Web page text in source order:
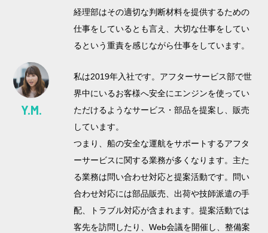
経理部はその適切な判断材料を提供するための
仕事をしているとも言え、大切な仕事をしてい
るという重責を感じながら仕事をしています。
Y.M.
私は2019年入社です。アフターサービス部で世
界中にいるお客様へ安全にエンジンを使ってい
ただけるようなサービス・部品を提案し、販売
しています。
つまり、船の安全な運航をサポートするアフタ
ーサービスに関する業務が多くなります。主た
る業務は問い合わせ対応と提案活動です。問い
合わせ対応には部品販売、出荷や技師派遣の手
配、トラブル対応が含まれます。提案活動では
客先を訪問したり、Web会議を開催し、整備案